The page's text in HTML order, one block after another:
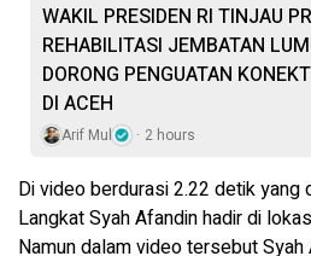
WAKIL PRESIDEN RI TINJAU
REHABILITASI JEMBATAN
DORONG PENGUATAN
DI ACEH
Arif Mul 2 hours
Di video berdurasi 2.22 detik yang
Langkat Syah Afandin hadir di
Namun dalam video tersebut